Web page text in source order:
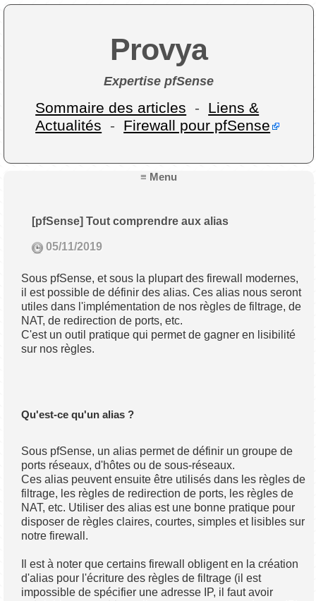
Provya
Expertise pfSense
Sommaire des articles - Liens &
Actualités - Firewall pour pfSense
≡ Menu
[pfSense] Tout comprendre aux alias
05/11/2019
Sous pfSense, et sous la plupart des firewall modernes,
il est possible de définir des alias. Ces alias nous seront
utiles dans l'implémentation de nos règles de filtrage, de
NAT, de redirection de ports, etc.
C'est un outil pratique qui permet de gagner en lisibilité
sur nos règles.
Qu'est-ce qu'un alias ?
Sous pfSense, un alias permet de définir un groupe de
ports réseaux, d'hôtes ou de sous-réseaux.
Ces alias peuvent ensuite être utilisés dans les règles de
filtrage, les règles de redirection de ports, les règles de
NAT, etc. Utiliser des alias est une bonne pratique pour
disposer de règles claires, courtes, simples et lisibles sur
notre firewall.
Il est à noter que certains firewall obligent en la création
d'alias pour l'écriture des règles de filtrage (il est
impossible de spécifier une adresse IP, il faut avoir